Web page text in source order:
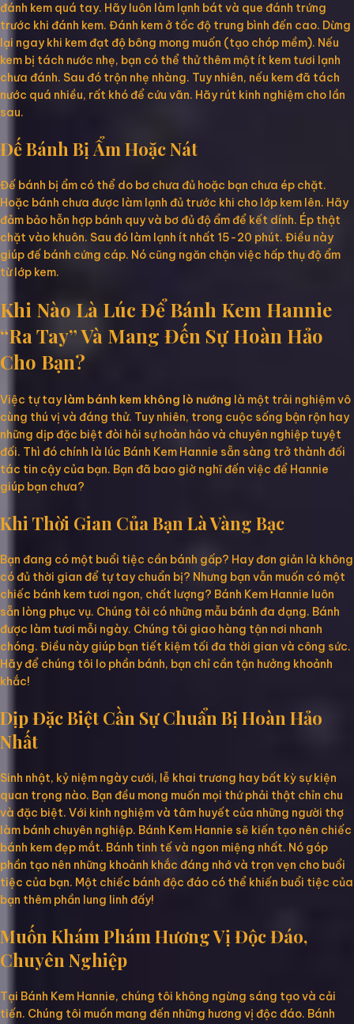
đánh kem quá tay. Hãy luôn làm lạnh bát và que đánh trứng
trước khi đánh kem. Đánh kem ở tốc độ trung bình đến cao. Dừng
lại ngay khi kem đạt độ bông mong muốn (tạo chóp mềm). Nếu
kem bị tách nước nhẹ, bạn có thể thử thêm một ít kem tươi lạnh
chưa đánh. Sau đó trộn nhẹ nhàng. Tuy nhiên, nếu kem đã tách
nước quá nhiều, rất khó để cứu vãn. Hãy rút kinh nghiệm cho lần
sau.
Đế Bánh Bị Ẩm Hoặc Nát
Đế bánh bị ẩm có thể do bơ chưa đủ hoặc bạn chưa ép chặt.
Hoặc bánh chưa được làm lạnh đủ trước khi cho lớp kem lên. Hãy
đảm bảo hỗn hợp bánh quy và bơ đủ độ ẩm để kết dính. Ép thật
chặt vào khuôn. Sau đó làm lạnh ít nhất 15-20 phút. Điều này
giúp đế bánh cứng cáp. Nó cũng ngăn chặn việc hấp thụ độ ẩm
từ lớp kem.
Khi Nào Là Lúc Để Bánh Kem Hannie
“Ra Tay” Và Mang Đến Sự Hoàn Hảo
Cho Bạn?
Việc tự tay làm bánh kem không lò nướng là một trải nghiệm vô
cùng thú vị và đáng thử. Tuy nhiên, trong cuộc sống bận rộn hay
những dịp đặc biệt đòi hỏi sự hoàn hảo và chuyên nghiệp tuyệt
đối. Thì đó chính là lúc Bánh Kem Hannie sẵn sàng trở thành đối
tác tin cậy của bạn. Bạn đã bao giờ nghĩ đến việc để Hannie
giúp bạn chưa?
Khi Thời Gian Của Bạn Là Vàng Bạc
Bạn đang có một buổi tiệc cần bánh gấp? Hay đơn giản là không
có đủ thời gian để tự tay chuẩn bị? Nhưng bạn vẫn muốn có một
chiếc bánh kem tươi ngon, chất lượng? Bánh Kem Hannie luôn
sẵn lòng phục vụ. Chúng tôi có những mẫu bánh đa dạng. Bánh
được làm tươi mỗi ngày. Chúng tôi giao hàng tận nơi nhanh
chóng. Điều này giúp bạn tiết kiệm tối đa thời gian và công sức.
Hãy để chúng tôi lo phần bánh, bạn chỉ cần tận hưởng khoảnh
khắc!
Dịp Đặc Biệt Cần Sự Chuẩn Bị Hoàn Hảo
Nhất
Sinh nhật, kỷ niệm ngày cưới, lễ khai trương hay bất kỳ sự kiện
quan trọng nào. Bạn đều mong muốn mọi thứ phải thật chỉn chu
và đặc biệt. Với kinh nghiệm và tâm huyết của những người thợ
làm bánh chuyên nghiệp. Bánh Kem Hannie sẽ kiến tạo nên chiếc
bánh kem đẹp mắt. Bánh tinh tế và ngon miệng nhất. Nó góp
phần tạo nên những khoảnh khắc đáng nhớ và trọn vẹn cho buổi
tiệc của bạn. Một chiếc bánh độc đáo có thể khiến buổi tiệc của
bạn thêm phần lung linh đấy!
Muốn Khám Phám Hương Vị Độc Đáo,
Chuyên Nghiệp
Tại Bánh Kem Hannie, chúng tôi không ngừng sáng tạo và cải
tiến. Chúng tôi muốn mang đến những hương vị độc đáo. Bánh